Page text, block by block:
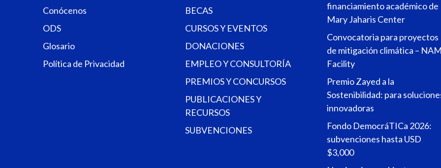
Conócenos
ODS
Glosario
Política de Privacidad
BECAS
CURSOS Y EVENTOS
DONACIONES
EMPLEO Y CONSULTORÍA
PREMIOS Y CONCURSOS
PUBLICACIONES Y
RECURSOS
SUBVENCIONES
financiamiento académico de
Mary Jaharis Center
Convocatoria para proyectos
de mitigación climática –
Facility
Premio Zayed a la
Sostenibilidad: para
innovadoras
Fondo DemocráTICa 2026:
subvenciones hasta USD
$3,000